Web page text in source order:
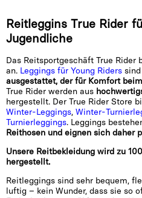
Reitleggins True Rider
Jugendliche
Das Reitsportgeschäft True Rider
an. Leggings für Young Riders
ausgestattet, der für Komfort
True Rider werden aus
hergestellt. Der True Rider Store
Winter-Leggings, Winter-
Turnierleggings. Leggings
Reithosen und eignen sich daher
Unsere Reitbekleidung wird zu
hergestellt.
Reitleggings sind sehr bequem,
luftig – kein Wunder, dass sie so